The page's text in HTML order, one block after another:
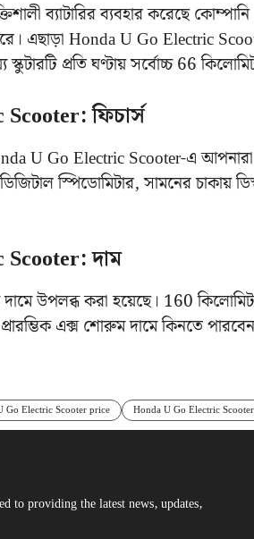
ব্যাটারির ব্যবহার করেছে
এছাড়া Honda U Go Electric
প্রতি ঘণ্টায় সর্বোচ্চ 66
ফিচার্স
U Go Electric Scooter-এ আপনারা
ডিজিটাল স্পিডোমিটার, সামনের চাকায়
দাম
উপলব্ধ করা হয়েছে।‌ 160
এক্স শোরুম দামে কিনতে
Go Electric Scooter price Honda U Go Electric
to providing the latest news, updates,